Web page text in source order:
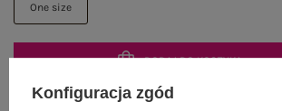
One size
DODAJ DO KOSZYKA
Możesz kupić także poprzez:
Konfiguracja zgód